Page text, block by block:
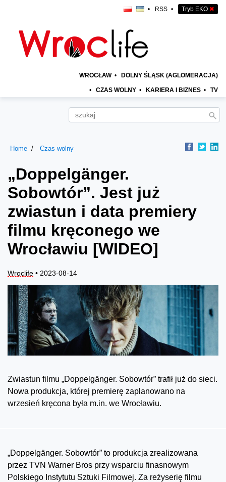
• RSS • Tryb EKO ✖
WROCŁAW • DOLNY ŚLĄSK (AGLOMERACJA)
• CZAS WOLNY • KARIERA I BIZNES • TV
Home Czas wolny
„Doppelgänger.
Sobowtór”. Jest już
zwiastun i data premiery
filmu kręconego we
Wrocławiu [WIDEO]
Wroclife • 2023-08-14
Zwiastun filmu „Doppelgänger. Sobowtór” trafił już do sieci.
Nowa produkcja, której premierę zaplanowano na
wrzesień kręcona była m.in. we Wrocławiu.
„Doppelgänger. Sobowtór” to produkcja zrealizowana
przez TVN Warner Bros przy wsparciu finasnowym
Polskiego Instytutu Sztuki Filmowej. Za reżyserię filmu